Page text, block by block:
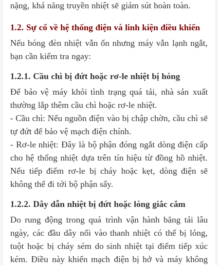
nặng, khả năng truyền nhiệt sẽ giảm sút hoàn toàn.
1.2. Sự cố về hệ thống điện và linh kiện điều khiển
Nếu bóng đèn nhiệt vẫn ổn nhưng máy vẫn lạnh ngắt,
bạn cần kiểm tra ngay:
1.2.1. Cầu chì bị đứt hoặc rơ-le nhiệt bị hỏng
Để bảo vệ máy khỏi tình trạng quá tải, nhà sản xuất
thường lắp thêm cầu chì hoặc rơ-le nhiệt.
- Cầu chì: Nếu nguồn điện vào bị chập chờn, cầu chì sẽ
tự đứt để bảo vệ mạch điện chính.
- Rơ-le nhiệt: Đây là bộ phận đóng ngắt dòng điện cấp
cho hệ thống nhiệt dựa trên tín hiệu từ đồng hồ nhiệt.
Nếu tiếp điểm rơ-le bị cháy hoặc kẹt, dòng điện sẽ
không thể đi tới bộ phận sấy.
1.2.2. Dây dẫn nhiệt bị đứt hoặc lỏng giắc cắm
Do rung động trong quá trình vận hành băng tải lâu
ngày, các đầu dây nối vào thanh nhiệt có thể bị lỏng,
tuột hoặc bị cháy sém do sinh nhiệt tại điểm tiếp xúc
kém. Điều này khiến mạch điện bị hở và máy không